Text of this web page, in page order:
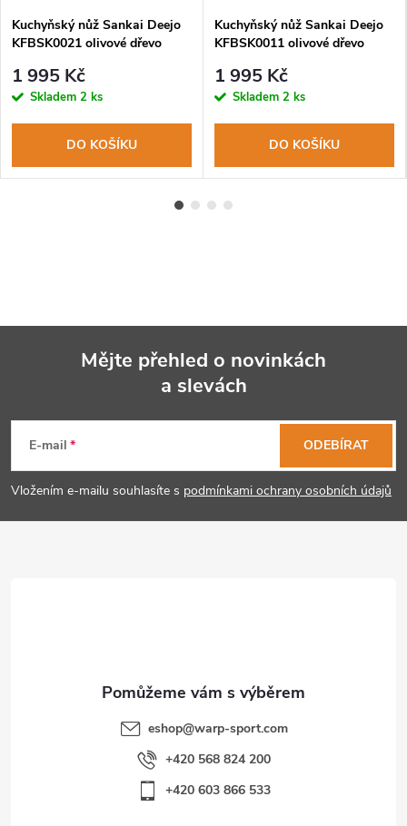
Kuchyňský nůž Sankai Deejo
KFBSK0021 olivové dřevo
1 995 Kč
Skladem 2 ks
DO KOŠÍKU
Kuchyňský nůž Sankai Deejo
KFBSK0011 olivové dřevo
1 995 Kč
Skladem 2 ks
DO KOŠÍKU
p
a
Mějte přehled o novinkách
a slevách
E-mail
Vložením e-mailu souhlasíte s podmínkami ochrany osobních údajů
ODEBÍRAT
eshop@warp-sport.com
+420 568 824 200
+420 603 866 533